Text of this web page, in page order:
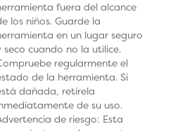
fuera del alcance
los niños. Guarde la
en un lugar seguro
seco cuando no la utilice.
regularmente el
de la herramienta. Si
dañada, retírela
de su uso.
de riesgo: Esta